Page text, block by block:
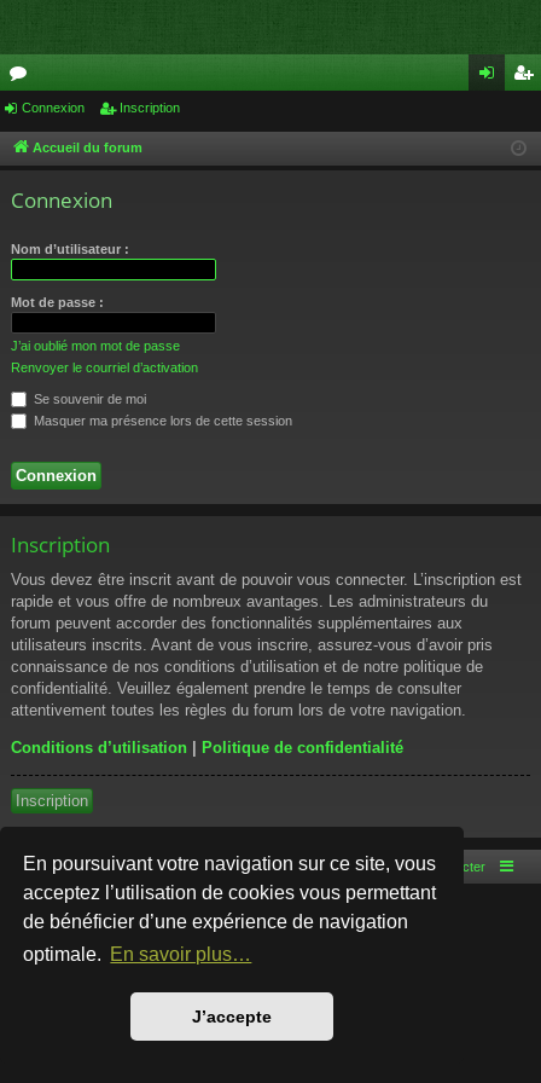
En poursuivant votre navigation sur ce site, vous
acceptez l’utilisation de cookies vous permettant
de bénéficier d’une expérience de navigation
optimale. En savoir plus…
J’accepte
or
u cri
Connexion Inscription
Accueil du forum
Connexion
Nom d’utilisateur :
Mot de passe :
J’ai oublié mon mot de passe
Renvoyer le courriel d’activation
Se souvenir de moi
Masquer ma présence lors de cette session
Inscription
Vous devez être inscrit avant de pouvoir vous connecter. L’inscription est
rapide et vous offre de nombreux avantages. Les administrateurs du
forum peuvent accorder des fonctionnalités supplémentaires aux
utilisateurs inscrits. Avant de vous inscrire, assurez-vous d’avoir pris
connaissance de nos conditions d’utilisation et de notre politique de
confidentialité. Veuillez également prendre le temps de consulter
attentivement toutes les règles du forum lors de votre navigation.
Conditions d’utilisation | Politique de confidentialité
Inscription
Accueil du forum Nous contacter
Développé parphpBB® Forum Software © phpBB Limited
Style par
Traduction française officielle